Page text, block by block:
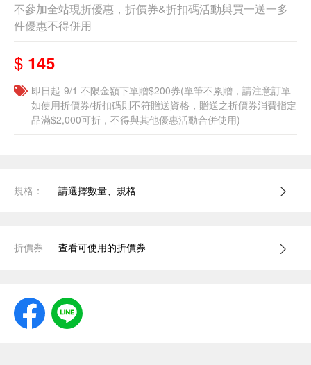
不參加全站現折優惠，折價券&折扣碼活動與買一送一多
件優惠不得併用
$ 145
即日起-9/1 不限金額下單贈$200券(單筆不累贈，請注意訂單
如使用折價券/折扣碼則不符贈送資格，贈送之折價券消費指定
品滿$2,000可折，不得與其他優惠活動合併使用)
規格： 請選擇數量、規格
折價券 查看可使用的折價券